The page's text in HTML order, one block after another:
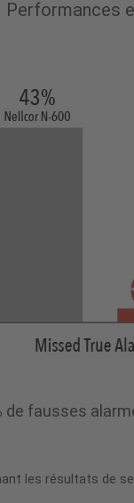
Performances
de fausses
les résultats de